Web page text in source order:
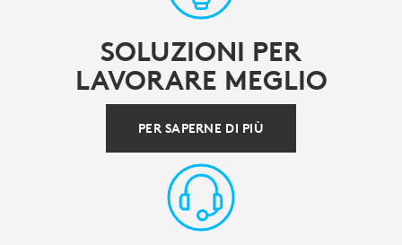
SOLUZIONI PER
LAVORARE MEGLIO
PER SAPERNE DI PIÙ